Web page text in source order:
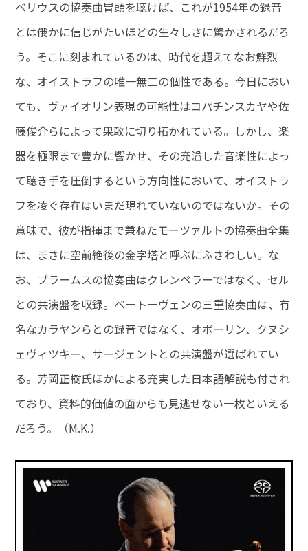
ベリウスの協奏曲冒頭を聴けば、これが1954年の録音
とは俄かに信じがたいほどの生々しさに驚かされるだろ
う。そこに刻まれているのは、時代を超えてなお鮮烈
な、オイストラフの唯一無二の個性である。今日におい
ても、ヴァイオリン表現の可能性はコパチンスカヤや佐
藤俊介らによって果敢に切り拓かれている。しかし、楽
器を極限まで豊かに響かせ、その充溢した音楽性によっ
て聴き手を圧倒するという方向性において、オイストラ
フを凌ぐ存在はいまだ現れていないのではないか。その
意味で、彼が指揮まで兼ねたモーツァルトの協奏曲全集
は、まさに空前絶後の金字塔と呼ぶにふさわしい。な
お、ブラームスの協奏曲はクレンペラーではなく、セル
との共演盤を収録。ベートーヴェンの三重協奏曲は、有
名なカラヤンらとの録音ではなく、オボーリン、クヌシ
ェヴィツキー、サージェントとの共演盤が選ばれてい
る。芳岡正樹氏ほかによる充実した日本語解説も付され
ており、資料的価値の面からも見逃せない一枚といえる
だろう。（M.K.）